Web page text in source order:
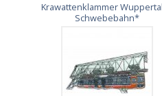
Krawattenklammer
Schwebebahn*